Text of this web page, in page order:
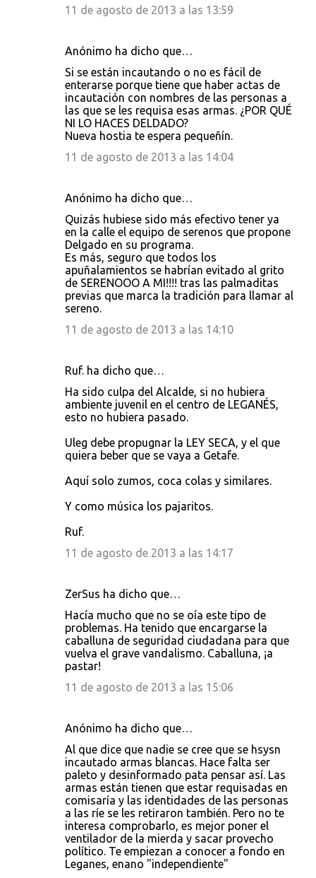
11 de agosto de 2013 a las 13:59
Anónimo ha dicho que…
Si se están incautando o no es fácil de
enterarse porque tiene que haber actas de
incautación con nombres de las personas a
las que se les requisa esas armas. ¿POR QUÉ
NI LO HACES DELDADO?
Nueva hostia te espera pequeñín.
11 de agosto de 2013 a las 14:04
Anónimo ha dicho que…
Quizás hubiese sido más efectivo tener ya
en la calle el equipo de serenos que propone
Delgado en su programa.
Es más, seguro que todos los
apuñalamientos se habrían evitado al grito
de SERENOOO A MI!!!! tras las palmaditas
previas que marca la tradición para llamar al
sereno.
11 de agosto de 2013 a las 14:10
Ruf. ha dicho que…
Ha sido culpa del Alcalde, si no hubiera
ambiente juvenil en el centro de LEGANÉS,
esto no hubiera pasado.
Uleg debe propugnar la LEY SECA, y el que
quiera beber que se vaya a Getafe.
Aquí solo zumos, coca colas y similares.
Y como música los pajaritos.
Ruf.
11 de agosto de 2013 a las 14:17
ZerSus ha dicho que…
Hacía mucho que no se oía este tipo de
problemas. Ha tenido que encargarse la
caballuna de seguridad ciudadana para que
vuelva el grave vandalismo. Caballuna, ¡a
pastar!
11 de agosto de 2013 a las 15:06
Anónimo ha dicho que…
Al que dice que nadie se cree que se hsysn
incautado armas blancas. Hace falta ser
paleto y desinformado pata pensar así. Las
armas están tienen que estar requisadas en
comisaría y las identidades de las personas
a las ríe se les retiraron también. Pero no te
interesa comprobarlo, es mejor poner el
ventilador de la mierda y sacar provecho
político. Te empiezan a conocer a fondo en
Leganes, enano "independiente"